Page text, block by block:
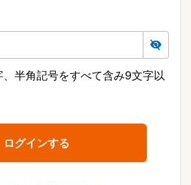
半角記号をすべて含み9文字以